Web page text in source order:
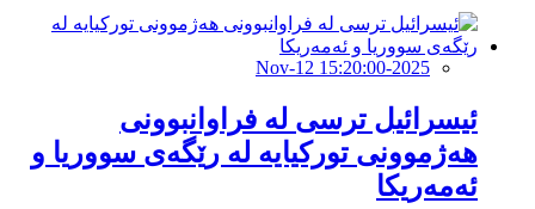
2025-Nov-12 15:20:00
ئيسرائیل ترسى لە فراوانبوونى
هەژموونى تورکیایە لە رێگەى سووریا و
ئەمەریکا